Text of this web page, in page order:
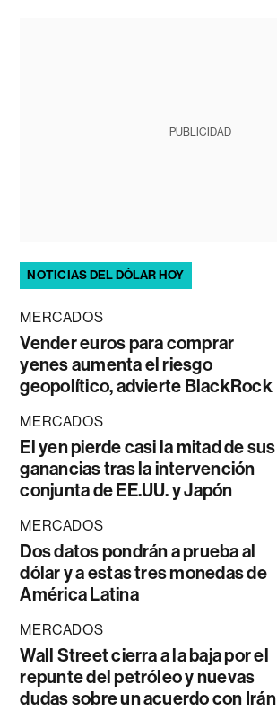
PUBLICIDAD
NOTICIAS DEL DÓLAR HOY
MERCADOS
Vender euros para comprar
yenes aumenta el riesgo
geopolítico, advierte BlackRock
MERCADOS
El yen pierde casi la mitad de sus
ganancias tras la intervención
conjunta de EE.UU. y Japón
MERCADOS
Dos datos pondrán a prueba al
dólar y a estas tres monedas de
América Latina
MERCADOS
Wall Street cierra a la baja por el
repunte del petróleo y nuevas
dudas sobre un acuerdo con Irán